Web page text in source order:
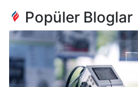
Popüler Bloglar